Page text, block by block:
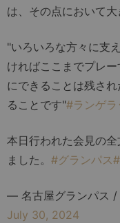
は、その点において大
"いろいろな方々に支
ければここまでプレ
にできることは残さ
ることです"#ランゲラ
本日行われた会見の全
ました。 #グランパス
— 名古屋グランパス
July 30, 2024